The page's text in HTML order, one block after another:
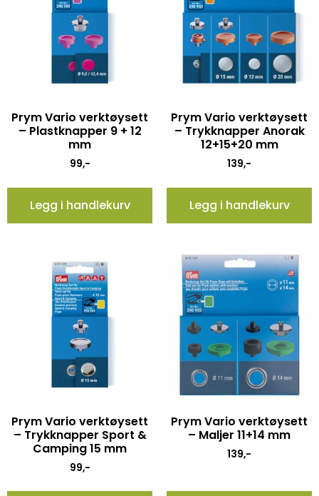
Prym Vario verktøysett
– Plastknapper 9 + 12
mm
99,-
Legg i handlekurv
Prym Vario verktøysett
– Trykknapper Anorak
12+15+20 mm
139,-
Legg i handlekurv
Prym Vario verktøysett
– Trykknapper Sport &
Camping 15 mm
99,-
Prym Vario verktøysett
– Maljer 11+14 mm
139,-